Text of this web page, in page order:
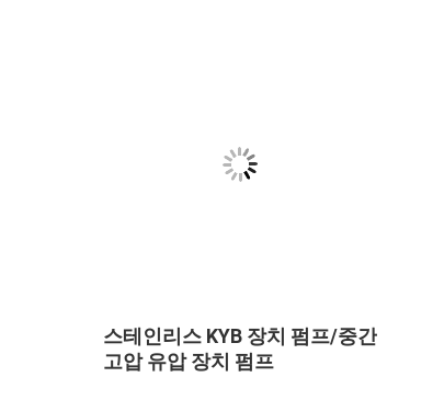
스테인리스 KYB 장치 펌프/중간
고압 유압 장치 펌프